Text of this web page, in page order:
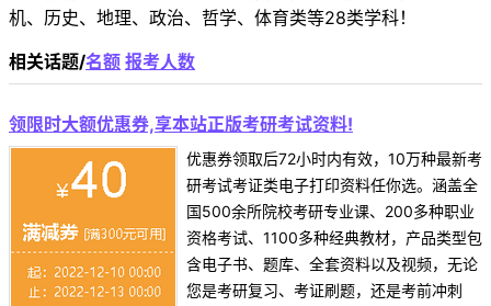
机、历史、地理、政治、哲学、体育类等28类学科！
相关话题/名额 报考人数
领限时大额优惠券,享本站正版考研考试资料!
优惠券领取后72小时内有效，10万种最新考
研考试考证类电子打印资料任你选。涵盖全
国500余所院校考研专业课、200多种职业
资格考试、1100多种经典教材，产品类型包
含电子书、题库、全套资料以及视频，无论
您是考研复习、考证刷题，还是考前冲刺